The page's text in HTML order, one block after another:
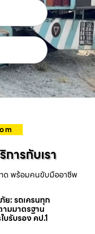
การกับเรา
าด พร้อมคนขับมืออาชีพ
ย: รถเครนทุก
มมาตรฐาน
บรับรอง คป.1